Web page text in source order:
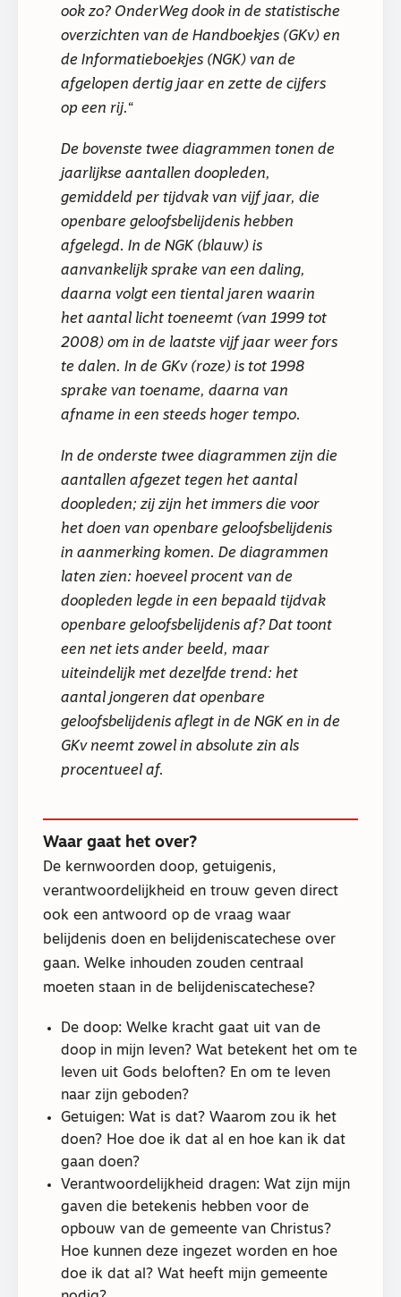
ook zo? OnderWeg dook in de statistische
overzichten van de Handboekjes (GKv) en
de Informatieboekjes (NGK) van de
afgelopen dertig jaar en zette de cijfers
op een rij.
De bovenste twee diagrammen tonen de
jaarlijkse aantallen doopleden,
gemiddeld per tijdvak van vijf jaar, die
openbare geloofsbelijdenis hebben
afgelegd. In de NGK (blauw) is
aanvankelijk sprake van een daling,
daarna volgt een tiental jaren waarin
het aantal licht toeneemt (van 1999 tot
2008) om in de laatste vijf jaar weer fors
te dalen. In de GKv (roze) is tot 1998
sprake van toename, daarna van
afname in een steeds hoger tempo.
In de onderste twee diagrammen zijn die
aantallen afgezet tegen het aantal
doopleden; zij zijn het immers die voor
het doen van openbare geloofsbelijdenis
in aanmerking komen. De diagrammen
laten zien: hoeveel procent van de
doopleden legde in een bepaald tijdvak
openbare geloofsbelijdenis af? Dat toont
een net iets ander beeld, maar
uiteindelijk met dezelfde trend: het
aantal jongeren dat openbare
geloofsbelijdenis aflegt in de NGK en in de
GKv neemt zowel in absolute zin als
procentueel af.
Waar gaat het over?
De kernwoorden doop, getuigenis,
verantwoordelijkheid en trouw geven direct
ook een antwoord op de vraag waar
belijdenis doen en belijdeniscatechese over
gaan. Welke inhouden zouden centraal
moeten staan in de belijdeniscatechese?
De doop: Welke kracht gaat uit van de
doop in mijn leven? Wat betekent het om te
leven uit Gods beloften? En om te leven
naar zijn geboden?
Getuigen: Wat is dat? Waarom zou ik het
doen? Hoe doe ik dat al en hoe kan ik dat
gaan doen?
Verantwoordelijkheid dragen: Wat zijn mijn
gaven die betekenis hebben voor de
opbouw van de gemeente van Christus?
Hoe kunnen deze ingezet worden en hoe
doe ik dat al? Wat heeft mijn gemeente